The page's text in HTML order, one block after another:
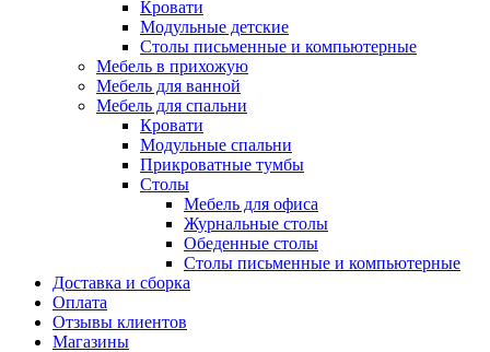
Кровати
Модульные детские
Столы письменные и компьютерные
Мебель в прихожую
Мебель для ванной
Мебель для спальни
Кровати
Модульные спальни
Прикроватные тумбы
Столы
Мебель для офиса
Журнальные столы
Обеденные столы
Столы письменные и компьютерные
Доставка и сборка
Оплата
Отзывы клиентов
Магазины